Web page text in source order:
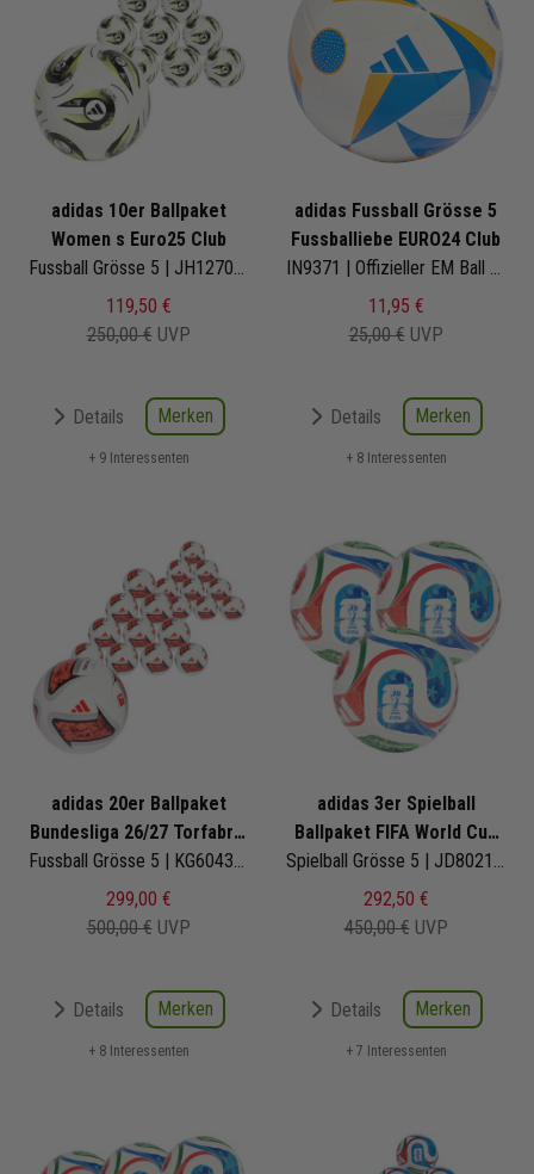
adidas 10er Ballpaket
Women s Euro25 Club
Fussball Grösse 5 | JH1270 | Fußbälle Set 10-teilig
119,50 €
250,00 € UVP
Details Merken
+ 9 Interessenten
adidas Fussball Grösse 5
Fussballiebe EURO24 Club
IN9371 | Offizieller EM Ball 2024
11,95 €
25,00 € UVP
Details Merken
+ 8 Interessenten
adidas 20er Ballpaket
Bundesliga 26/27 Torfabrik
Club
Fussball Grösse 5 | KG6043 | Fußbälle Set 20-teilig
299,00 €
500,00 € UVP
Details Merken
+ 8 Interessenten
adidas 3er Spielball
Ballpaket FIFA World Cup
26 Trionda Pro
Spielball Grösse 5 | JD8021 | Fußbälle Set 3-teilig
292,50 €
450,00 € UVP
Details Merken
+ 7 Interessenten